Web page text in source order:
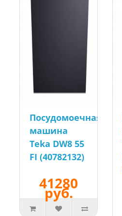
Посудомоечная
машина
Teka DW8 55
FI (40782132)
41280
руб.